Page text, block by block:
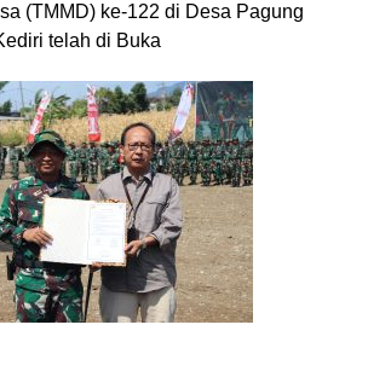
(TMMD) ke-122 di Desa Pagung
telah di Buka